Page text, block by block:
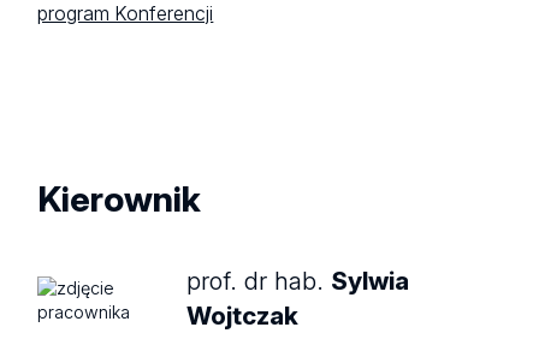
program Konferencji
Kierownik
prof. dr hab. Sylwia
Wojtczak